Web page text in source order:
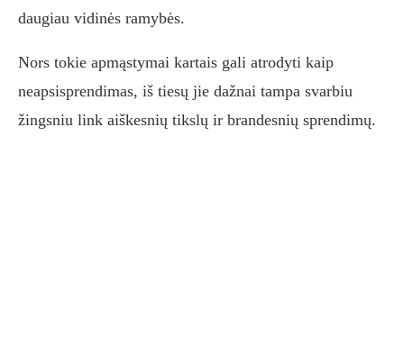
daugiau vidinės ramybės.
Nors tokie apmąstymai kartais gali atrodyti kaip
neapsisprendimas, iš tiesų jie dažnai tampa svarbiu
žingsniu link aiškesnių tikslų ir brandesnių sprendimų.